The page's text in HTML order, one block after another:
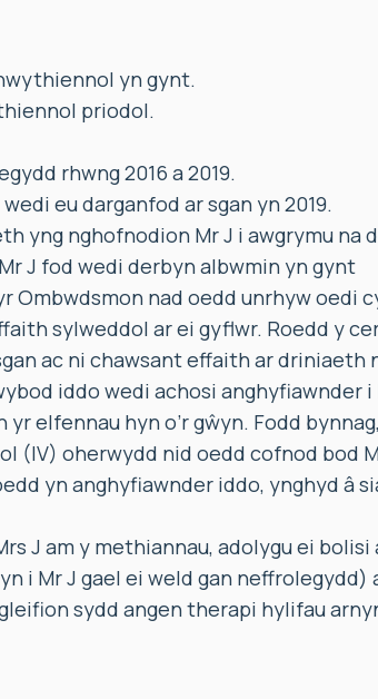
yn gynt.
priodol.
rhwng 2016 a 2019.
eu darganfod ar sgan yn 2019.
yng nghofnodion Mr J i awgrymu na
J fod wedi derbyn albwmin yn gynt
Ombwdsmon nad oedd unrhyw oedi
sylweddol ar ei gyflwr. Roedd y
ac ni chawsant effaith ar driniaeth
iddo wedi achosi anghyfiawnder i
elfennau hyn o’r gŵyn. Fodd bynnag,
(IV) oherwydd nid oedd cofnod bod
yn anghyfiawnder iddo, ynghyd â
J am y methiannau, adolygu ei bolisi
i Mr J gael ei weld gan neffrolegydd)
sydd angen therapi hylifau